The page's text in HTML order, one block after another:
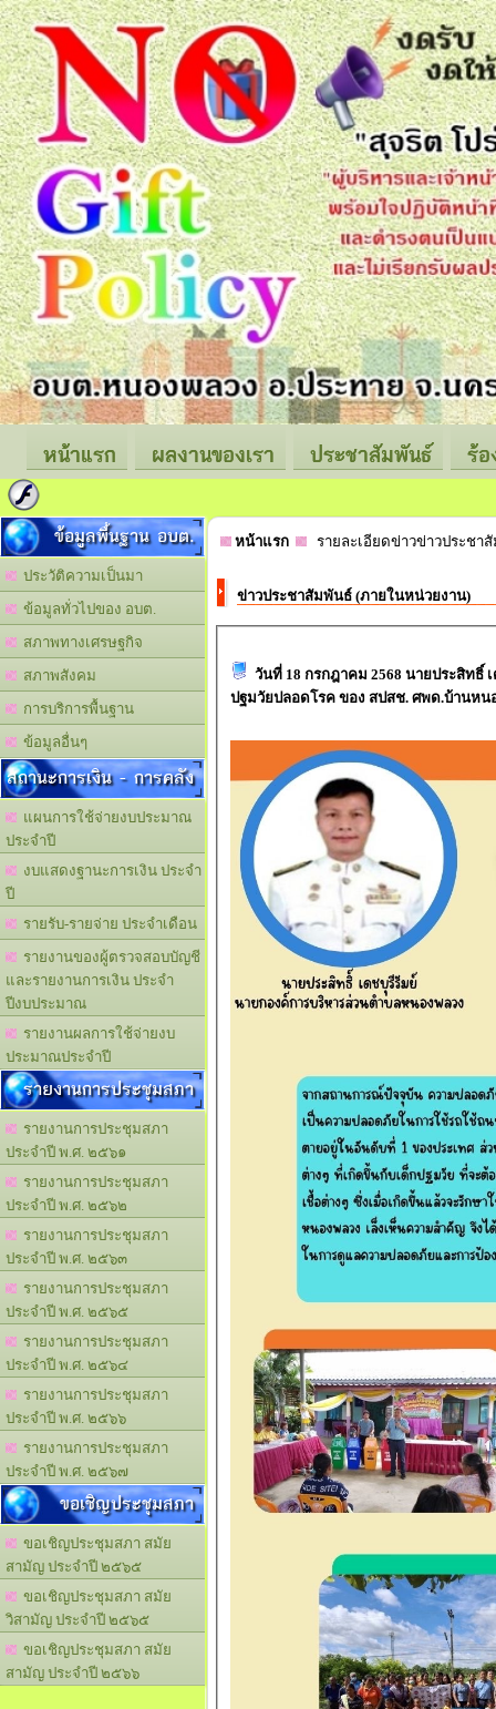
หน้าแรก ผลงานของเรา ประชาสัมพันธ์ ร้
ข้อมูลพื้นฐาน อบต.
ประวัติความเป็นมา
ข้อมูลทั่วไปของ อบต.
สภาพทางเศรษฐกิจ
สภาพสังคม
การบริการพื้นฐาน
ข้อมูลอื่นๆ
สถานะการเงิน - การคลัง
แผนการใช้จ่ายงบประมาณ
ประจำปี
งบแสดงฐานะการเงิน ประจำ
ปี
รายรับ-รายจ่าย ประจำเดือน
รายงานของผู้ตรวจสอบบัญชี
และรายงานการเงิน ประจำ
ปีงบประมาณ
รายงานผลการใช้จ่ายงบ
ประมาณประจำปี
รายงานการประชุมสภา
รายงานการประชุมสภา
ประจำปี พ.ศ. ๒๕๖๑
รายงานการประชุมสภา
ประจำปี พ.ศ. ๒๕๖๒
รายงานการประชุมสภา
ประจำปี พ.ศ. ๒๕๖๓
รายงานการประชุมสภา
ประจำปี พ.ศ. ๒๕๖๕
รายงานการประชุมสภา
ประจำปี พ.ศ. ๒๕๖๔
รายงานการประชุมสภา
ประจำปี พ.ศ. ๒๕๖๖
รายงานการประชุมสภา
ประจำปี พ.ศ. ๒๕๖๗
ขอเชิญประชุมสภา
ขอเชิญประชุมสภา สมัย
สามัญ ประจำปี ๒๕๖๕
ขอเชิญประชุมสภา สมัย
วิสามัญ ประจำปี ๒๕๖๕
ขอเชิญประชุมสภา สมัย
สามัญ ประจำปี ๒๕๖๖
หน้าแรก รายละเอียดข่าวข่าวประช
ข่าวประชาสัมพันธ์ (ภายในหน่วยงาน)
วันที่ 18 กรกฎาคม 2568 นายประสิทธิ์ เดชบุรีรัมย์ นายกองค์การบริหารส่วนตำบลหนองพลวง เป็นประธานเปิดโครงการศูนย์เด็กปลอดภัยเด็ก
ปฐมวัยปลอดโรค ของ สปสช. ศพด.บ้านหน